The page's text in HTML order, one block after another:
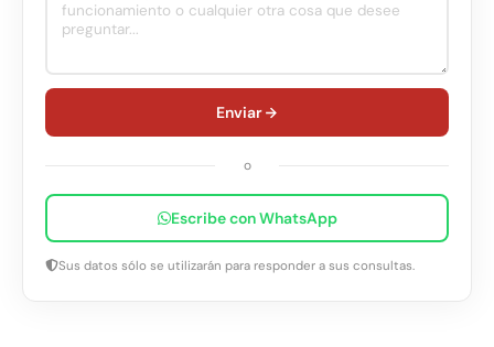
Enviar
o
Escribe con WhatsApp
Sus datos sólo se utilizarán para responder a sus consultas.